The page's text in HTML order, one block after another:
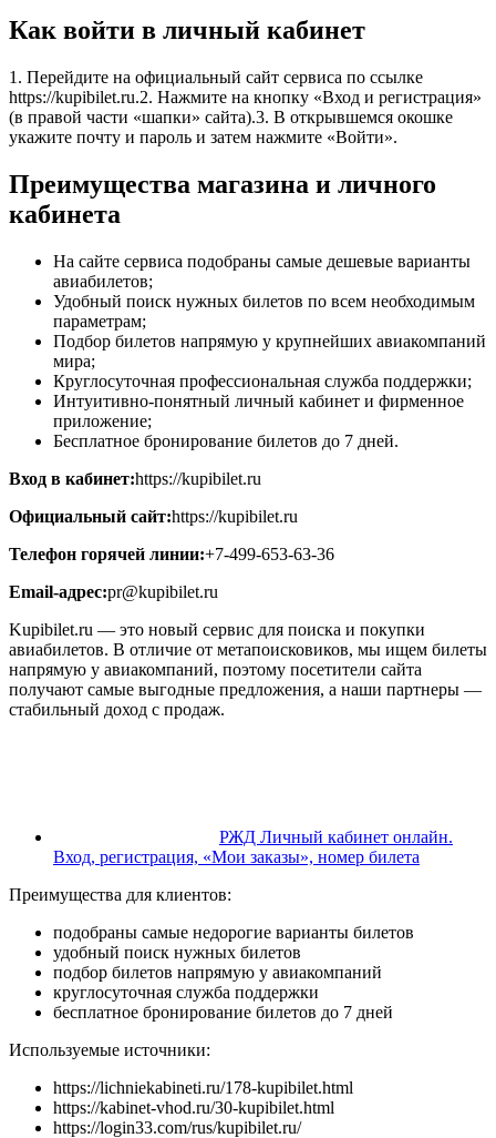
Как войти в личный кабинет
1. Перейдите на официальный сайт сервиса по ссылке
https://kupibilet.ru.2. Нажмите на кнопку «Вход и регистрация»
(в правой части «шапки» сайта).3. В открывшемся окошке
укажите почту и пароль и затем нажмите «Войти».
Преимущества магазина и личного
кабинета
На сайте сервиса подобраны самые дешевые варианты
авиабилетов;
Удобный поиск нужных билетов по всем необходимым
параметрам;
Подбор билетов напрямую у крупнейших авиакомпаний
мира;
Круглосуточная профессиональная служба поддержки;
Интуитивно-понятный личный кабинет и фирменное
приложение;
Бесплатное бронирование билетов до 7 дней.
Вход в кабинет:https://kupibilet.ru
Официальный сайт:https://kupibilet.ru
Телефон горячей линии:+7-499-653-63-36
Email-адрес:pr@kupibilet.ru
Kupibilet.ru — это новый сервис для поиска и покупки
авиабилетов. В отличие от метапоисковиков, мы ищем билеты
напрямую у авиакомпаний, поэтому посетители сайта
получают самые выгодные предложения, а наши партнеры —
стабильный доход с продаж.
РЖД Личный кабинет онлайн.
Вход, регистрация, «Мои заказы», номер билета
Преимущества для клиентов:
подобраны самые недорогие варианты билетов
удобный поиск нужных билетов
подбор билетов напрямую у авиакомпаний
круглосуточная служба поддержки
бесплатное бронирование билетов до 7 дней
Используемые источники:
https://lichniekabineti.ru/178-kupibilet.html
https://kabinet-vhod.ru/30-kupibilet.html
https://login33.com/rus/kupibilet.ru/